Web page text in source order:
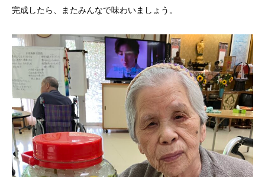
完成したら、またみんなで味わいましょう。